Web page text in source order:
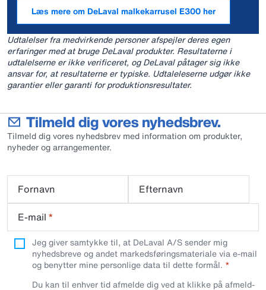
Læs mere om DeLaval malkekarrusel E300 her
Udtalelser fra medvirkende personer afspejler deres egen
erfaringer med at bruge DeLaval produkter. Resultaterne i
udtalelserne er ikke verificeret, og DeLaval påtager sig ikke
ansvar for, at resultaterne er typiske. Udtaleleserne udgør ikke
garantier eller garanti for produktionsresultater.
Tilmeld dig vores nyhedsbrev.
Tilmeld dig vores nyhedsbrev med information om produkter,
nyheder og arrangementer.
Fornavn
Efternavn
E-mail *
Jeg giver samtykke til, at DeLaval A/S sender mig
nyhedsbreve og andet markedsføringsmateriale via e-mail
og benytter mine personlige data til dette formål.
Du kan til enhver tid afmelde dig ved at klikke på afmeld-